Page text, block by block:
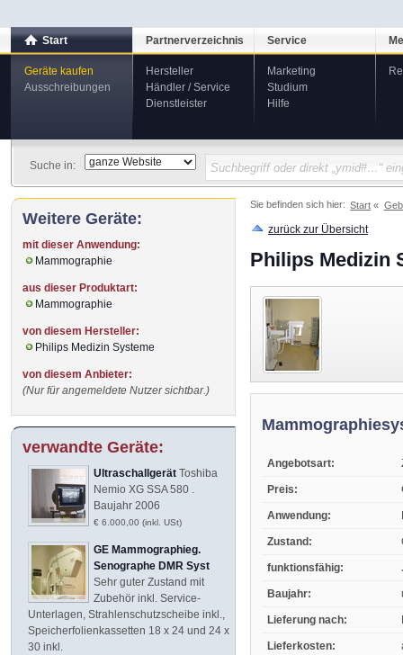
Start
Geräte kaufen
Ausschreibungen
Partnerverzeichnis
Hersteller
Händler / Service
Dienstleister
Service
Marketing
Studium
Hilfe
Suche in:
Sie befinden sich hier: Start
zurück zur Übersicht
Philips Medizin
Angebotsart:
Preis:
Anwendung:
Zustand:
funktionsfähig:
Baujahr:
Lieferung nach:
Lieferkosten:
Weitere Geräte:
mit dieser Anwendung:
Mammographie
aus dieser Produktart:
Mammographie
von diesem Hersteller:
Philips Medizin Systeme
von diesem Anbieter:
(Nur für angemeldete Nutzer sichtbar.)
verwandte Geräte:
Ultraschallgerät Toshiba
Nemio XG SSA 580 .
Baujahr 2006
€ 6.000,00 (inkl. USt)
GE Mammographieg.
Senographe DMR Syst
Sehr guter Zustand mit
Zubehör inkl. Service-
Unterlagen, Strahlenschutzscheibe inkl.,
Speicherfolienkassetten 18 x 24 und 24 x
30 inkl.